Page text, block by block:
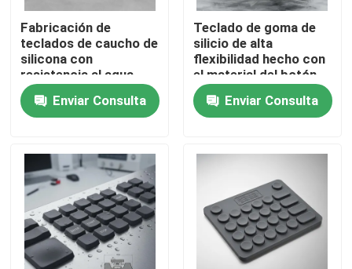
Visita a la fábrica
Control de Calidad
Contacto
Solicitar una cotización
El panel del interruptor de membrana
Interruptor de membrana del ANIMAL DOMÉSTICO
Fabricación de
teclados de caucho de
silicona con
resistencia al agua
IP65 o superior y
buena estabilidad de
color para interfaces
Enviar Consulta
Teclado de goma de
silicio de alta
flexibilidad hecho con
el material del botón
del teclado de goma
que ofrece
rendimiento en
Enviar Consulta